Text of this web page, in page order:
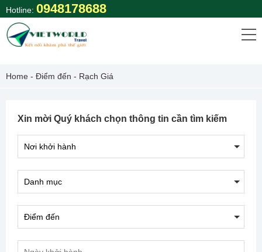
Skip
to
content
Hotline: 0948178688
Home - Điểm đến - Rạch Giá
Xin mời Quý khách chọn thông tin cần tìm kiếm